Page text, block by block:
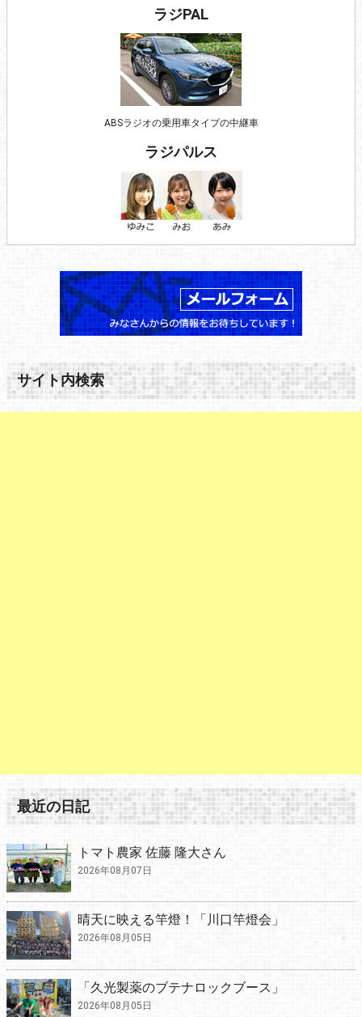
ラジPAL
ABSラジオの乗用車タイプの中継車
ラジパルス
サイト内検索
最近の日記
トマト農家 佐藤 隆大さん
2026年08月07日
晴天に映える竿燈！「川口竿燈会」
2026年08月05日
「久光製薬のブテナロックブース」
2026年08月05日